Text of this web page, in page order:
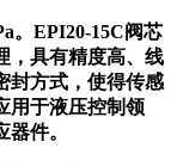
。EPI20-15C阀芯
，具有精度高、线
封方式，使得传感
用于液压控制领
件。